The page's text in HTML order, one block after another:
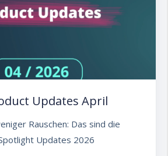
Updates April
Rauschen: Das sind die
Updates 2026